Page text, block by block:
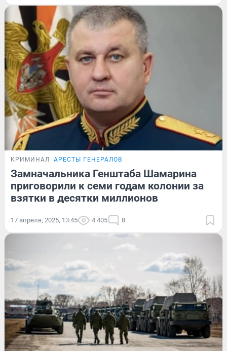
КРИМИНАЛ АРЕСТЫ ГЕНЕРАЛОВ
Замначальника Генштаба Шамарина
приговорили к семи годам колонии за
взятки в десятки миллионов
17 апреля, 2025, 13:45 4 405 8